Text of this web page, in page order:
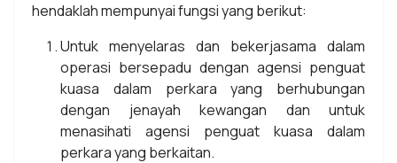
hendaklah mempunyai fungsi yang berikut:
Untuk menyelaras dan bekerjasama dalam
operasi bersepadu dengan agensi penguat
kuasa dalam perkara yang berhubungan
dengan jenayah kewangan dan untuk
menasihati agensi penguat kuasa dalam
perkara yang berkaitan.